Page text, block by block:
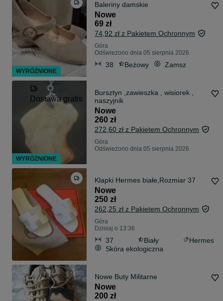
Baleriny damskie
Nowe
69 zł
74,92 zł z Pakietem Ochronnym
Góra
Odświeżono dnia 05 sierpnia 2026
38 Beżowy Zamsz
Dostawa gratis
Bursztyn ,zawieszka , wisiorek ,
naszyjnik
Nowe
260 zł
272,60 zł z Pakietem Ochronnym
Góra
Odświeżono dnia 05 sierpnia 2026
Klapki Hermes białe,Rozmiar 37
Nowe
250 zł
262,25 zł z Pakietem Ochronnym
Góra
Dzisiaj o 13:36
37 Biały
Hermes
Skóra ekologiczna
Nowe Buty Militarne
Nowe
200 zł
WYRÓŻNIONE
WYRÓŻNIONE